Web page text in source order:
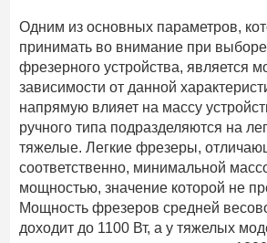
Одним из основных параметров,
принимать во внимание при выборе
фрезерного устройства, является
зависимости от данной
напрямую влияет на массу
ручного типа подразделяются на
тяжелые. Легкие фрезеры,
соответственно, минимальной
мощностью, значение которой не
Мощность фрезеров средней
доходит до 1100 Вт, а у тяжелых